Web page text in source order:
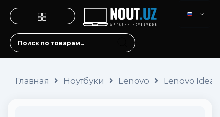
Главная Ноутбуки Lenovo Lenovo